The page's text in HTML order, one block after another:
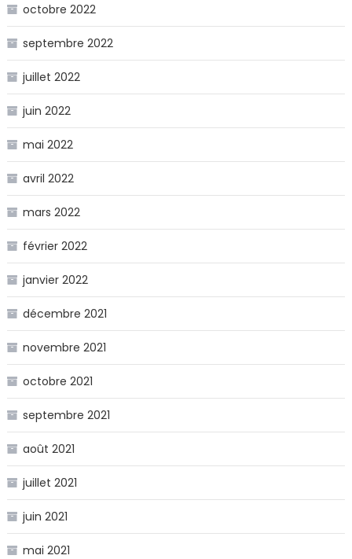
octobre 2022
septembre 2022
juillet 2022
juin 2022
mai 2022
avril 2022
mars 2022
février 2022
janvier 2022
décembre 2021
novembre 2021
octobre 2021
septembre 2021
août 2021
juillet 2021
juin 2021
mai 2021